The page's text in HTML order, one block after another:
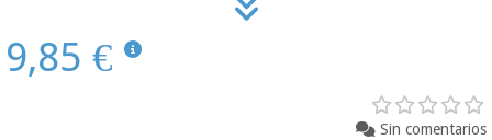
9,85 €
Sin comentarios